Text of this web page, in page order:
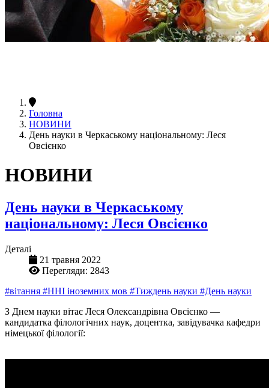
Головна
НОВИНИ
День науки в Черкаському національному: Леся
Овсієнко
НОВИНИ
День науки в Черкаському
національному: Леся Овсієнко
Деталі
21 травня 2022
Перегляди: 2843
#вітання #ННІ іноземних мов #Тиждень науки #День науки
З Днем науки вітає Леся Олександрівна Овсієнко —
кандидатка філологічних наук, доцентка, завідувачка кафедри
німецької філології: